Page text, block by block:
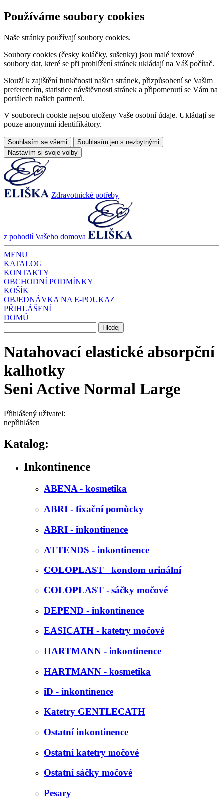
Používáme soubory cookies
Naše stránky používají soubory cookies.
Soubory cookies (česky koláčky, sušenky) jsou malé textové
soubory dat, které se při prohlížení stránek ukládají na Váš počítač.
Slouží k zajištění funkčnosti našich stránek, přizpůsobení se Vašim
preferencím, statistice návštěvnosti stránek a připomenutí se Vám na
portálech našich partnerů.
V souborech cookie nejsou uloženy Vaše osobní údaje. Ukládají se
pouze anonymní identifikátory.
Souhlasím se všemi
Souhlasím jen s nezbytnými
Nastavím si svoje volby
Zdravotnické potřeby
z pohodlí Vašeho domova
MENU
KATALOG
KONTAKTY
OBCHODNÍ PODMÍNKY
KOŠÍK
OBJEDNÁVKA NA E-POUKAZ
PŘIHLÁŠENÍ
DOMŮ
Natahovací elastické absorpční
kalhotky
Seni Active Normal Large
Přihlášený uživatel:
nepřihlášen
Katalog:
Inkontinence
ABENA - kosmetika
ABRI - fixační pomůcky
ABRI - inkontinence
ATTENDS - inkontinence
COLOPLAST - kondom urinální
COLOPLAST - sáčky močové
DEPEND - inkontinence
EASICATH - katetry močové
HARTMANN - inkontinence
HARTMANN - kosmetika
iD - inkontinence
Katetry GENTLECATH
Ostatní inkontinence
Ostatní katetry močové
Ostatní sáčky močové
Pesary